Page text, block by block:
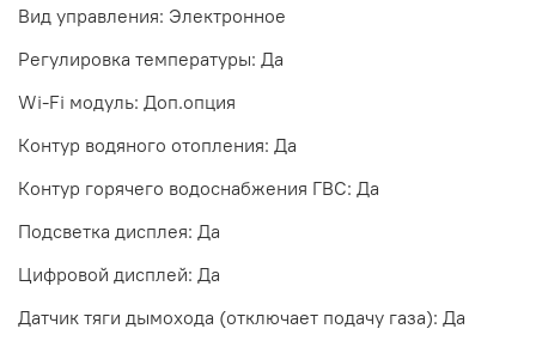
Вид управления: Электронное
Регулировка температуры: Да
Wi-Fi модуль: Доп.опция
Контур водяного отопления: Да
Контур горячего водоснабжения ГВС: Да
Подсветка дисплея: Да
Цифровой дисплей: Да
Датчик тяги дымохода (отключает подачу газа): Да